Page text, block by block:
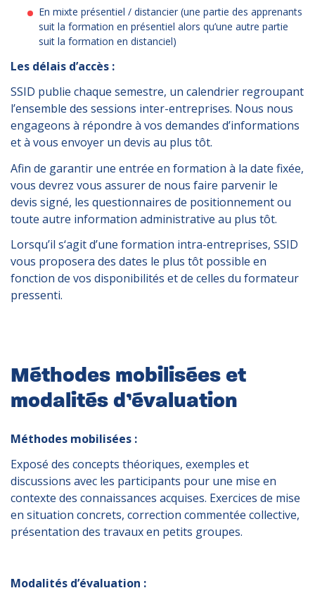
En mixte présentiel / distancier (une partie des apprenants
suit la formation en présentiel alors qu’une autre partie
suit la formation en distanciel)
Les délais d’accès :
SSID publie chaque semestre, un calendrier regroupant
l’ensemble des sessions inter-entreprises. Nous nous
engageons à répondre à vos demandes d’informations
et à vous envoyer un devis au plus tôt.
Afin de garantir une entrée en formation à la date fixée,
vous devrez vous assurer de nous faire parvenir le
devis signé, les questionnaires de positionnement ou
toute autre information administrative au plus tôt.
Lorsqu’il s‘agit d’une formation intra-entreprises, SSID
vous proposera des dates le plus tôt possible en
fonction de vos disponibilités et de celles du formateur
pressenti.
Méthodes mobilisées et
modalités d’évaluation
Méthodes mobilisées :
Exposé des concepts théoriques, exemples et
discussions avec les participants pour une mise en
contexte des connaissances acquises. Exercices de mise
en situation concrets, correction commentée collective,
présentation des travaux en petits groupes.
Modalités d’évaluation :